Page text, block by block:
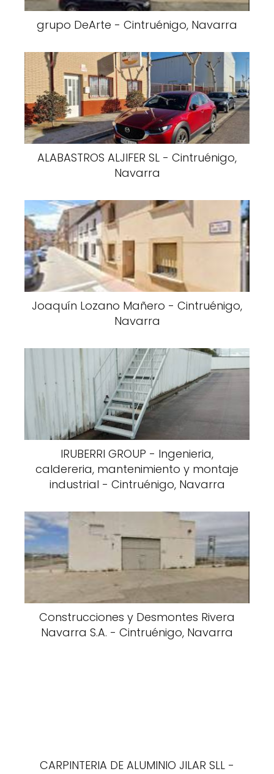
grupo DeArte - Cintruénigo, Navarra
ALABASTROS ALJIFER SL - Cintruénigo,
Navarra
Joaquín Lozano Mañero - Cintruénigo,
Navarra
IRUBERRI GROUP - Ingenieria,
caldereria, mantenimiento y montaje
industrial - Cintruénigo, Navarra
Construcciones y Desmontes Rivera
Navarra S.A. - Cintruénigo, Navarra
CARPINTERIA DE ALUMINIO JILAR SLL -